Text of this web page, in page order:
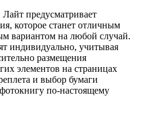
предусматривает
которое станет отличным
вариантом на любой случай.
индивидуально, учитывая
размещения
элементов на страницах
и выбор бумаги
по-настоящему